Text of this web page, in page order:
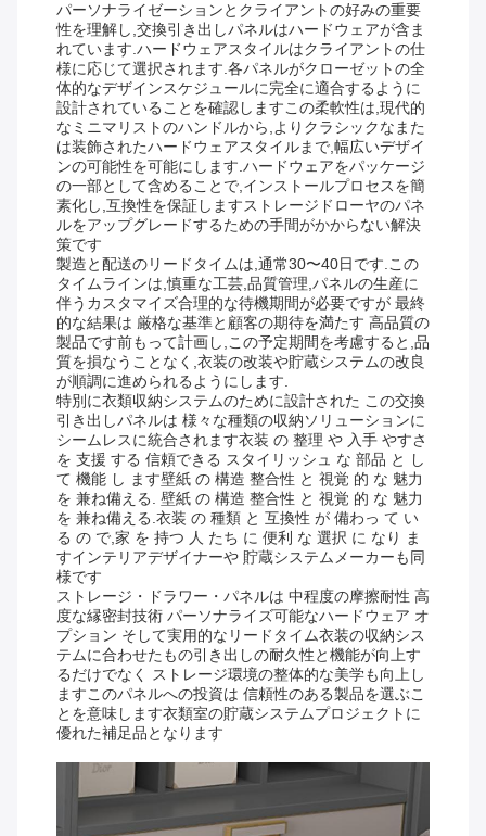
パーソナライゼーションとクライアントの好みの重要
性を理解し,交換引き出しパネルはハードウェアが含ま
れています.ハードウェアスタイルはクライアントの仕
様に応じて選択されます.各パネルがクローゼットの全
体的なデザインスケジュールに完全に適合するように
設計されていることを確認しますこの柔軟性は,現代的
なミニマリストのハンドルから,よりクラシックなまた
は装飾されたハードウェアスタイルまで,幅広いデザイ
ンの可能性を可能にします.ハードウェアをパッケージ
の一部として含めることで,インストールプロセスを簡
素化し,互換性を保証しますストレージドローヤのパネ
ルをアップグレードするための手間がかからない解決
策です
製造と配送のリードタイムは,通常30〜40日です.この
タイムラインは,慎重な工芸,品質管理,パネルの生産に
伴うカスタマイズ合理的な待機期間が必要ですが 最終
的な結果は 厳格な基準と顧客の期待を満たす 高品質の
製品です前もって計画し,この予定期間を考慮すると,品
質を損なうことなく,衣装の改装や貯蔵システムの改良
が順調に進められるようにします.
特別に衣類収納システムのために設計された この交換
引き出しパネルは 様々な種類の収納ソリューションに
シームレスに統合されます衣装 の 整理 や 入手 やすさ
を 支援 する 信頼できる スタイリッシュ な 部品 と し
て 機能 し ます壁紙 の 構造 整合性 と 視覚 的 な 魅力
を 兼ね備える. 壁紙 の 構造 整合性 と 視覚 的 な 魅力
を 兼ね備える.衣装 の 種類 と 互換性 が 備わっ て い
る の で,家 を 持つ 人 たち に 便利 な 選択 に なり ま
すインテリアデザイナーや 貯蔵システムメーカーも同
様です
ストレージ・ドラワー・パネルは 中程度の摩擦耐性 高
度な縁密封技術 パーソナライズ可能なハードウェア オ
プション そして実用的なリードタイム衣装の収納シス
テムに合わせたもの引き出しの耐久性と機能が向上す
るだけでなく ストレージ環境の整体的な美学も向上し
ますこのパネルへの投資は 信頼性のある製品を選ぶこ
とを意味します衣類室の貯蔵システムプロジェクトに
優れた補足品となります